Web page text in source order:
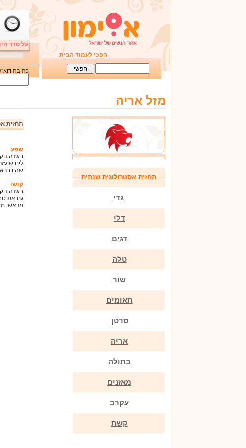
הפכי לעמוד הבית
על סדר
כתובת
מזל אריה
תחזית אסטרולוגית שנתית
גדי
דלי
דגים
טלה
שור
תאומים
סרטן
אריה
בתולה
מאזנים
עקרב
קשת
תחזית
שפע
בשנה
לים
שהיו
קושי
בשנה
גם את
מראש.